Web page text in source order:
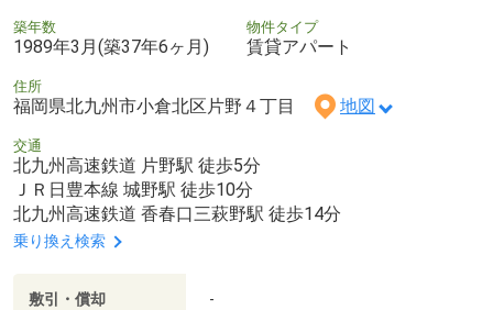
築年数
1989年3月(築37年6ヶ月)
物件タイプ
賃貸アパート
住所
福岡県北九州市小倉北区片野４丁目 地図
交通
北九州高速鉄道 片野駅 徒歩5分
ＪＲ日豊本線 城野駅 徒歩10分
北九州高速鉄道 香春口三萩野駅 徒歩14分
乗り換え検索
敷引・償却 -